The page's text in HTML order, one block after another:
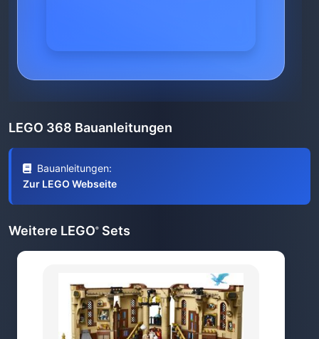
LEGO 368 Bauanleitungen
Bauanleitungen:
Zur LEGO Webseite
Weitere LEGO® Sets